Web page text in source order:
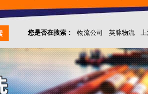
您是否在搜索： 物流公司 英脉物流
仓储综合专业定制物流 上海石家庄太